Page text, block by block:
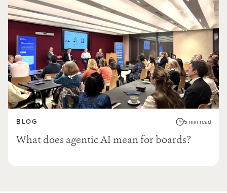
BLOG 5 min read
What does agentic AI mean for boards?